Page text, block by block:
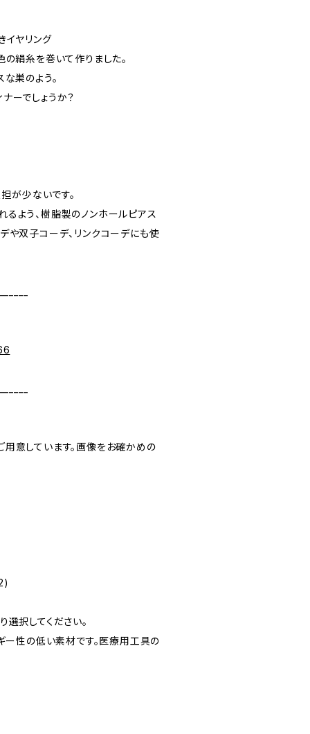
イヤリング
の絹糸を巻いて作りました。
巣のよう。
ーでしょうか？
が少ないです。
よう、樹脂製のノンホールピアス
や双子コーデ、リンクコーデにも使
意しています。画像をお確かめの
択してください。
性の低い素材です。医療用工具の